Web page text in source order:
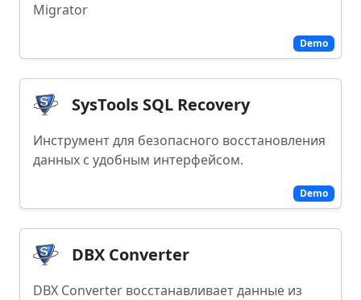
Demo
Migrator
Demo
SysTools SQL Recovery
Инструмент для безопасного восстановления
данных с удобным интерфейсом.
DBX Converter
DBX Converter восстанавливает данные из